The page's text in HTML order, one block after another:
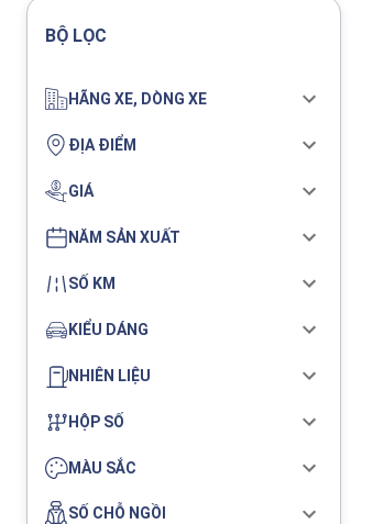
BỘ LỌC
HÃNG XE, DÒNG XE
ĐỊA ĐIỂM
GIÁ
NĂM SẢN XUẤT
SỐ KM
KIỂU DÁNG
NHIÊN LIỆU
HỘP SỐ
MÀU SẮC
SỐ CHỖ NGỒI